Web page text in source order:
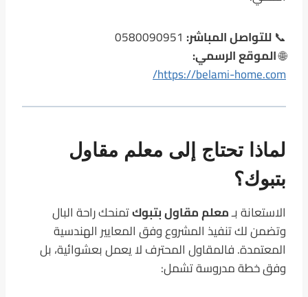
📞للتواصل المباشر:
🌐الموقع الرسمي:
https://belami-home.com/
لماذا تحتاج إلى معلم مقاول
بتبوك؟
الاستعانة بـمعلم مقاول بتبوكتمنحك راحة البال
وتضمن لك تنفيذ المشروع وفق المعايير الهندسية
المعتمدة. فالمقاول المحترف لا يعمل بعشوائية، بل
وفق خطة مدروسة تشمل: